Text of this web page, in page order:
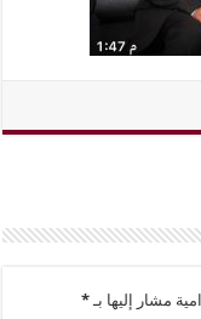
مشار إليها بـ*